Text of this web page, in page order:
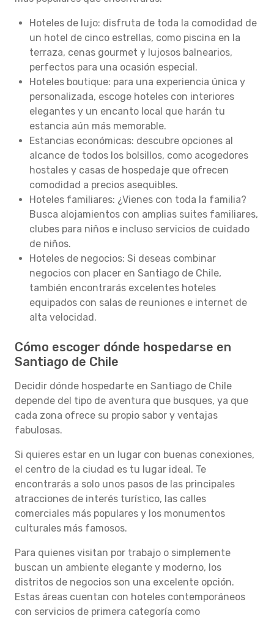
Hoteles de lujo: disfruta de toda la comodidad de
un hotel de cinco estrellas, como piscina en la
terraza, cenas gourmet y lujosos balnearios,
perfectos para una ocasión especial.
Hoteles boutique: para una experiencia única y
personalizada, escoge hoteles con interiores
elegantes y un encanto local que harán tu
estancia aún más memorable.
Estancias económicas: descubre opciones al
alcance de todos los bolsillos, como acogedores
hostales y casas de hospedaje que ofrecen
comodidad a precios asequibles.
Hoteles familiares: ¿Vienes con toda la familia?
Busca alojamientos con amplias suites familiares,
clubes para niños e incluso servicios de cuidado
de niños.
Hoteles de negocios: Si deseas combinar
negocios con placer en Santiago de Chile,
también encontrarás excelentes hoteles
equipados con salas de reuniones e internet de
alta velocidad.
Cómo escoger dónde hospedarse en
Santiago de Chile
Decidir dónde hospedarte en Santiago de Chile
depende del tipo de aventura que busques, ya que
cada zona ofrece su propio sabor y ventajas
fabulosas.
Si quieres estar en un lugar con buenas conexiones,
el centro de la ciudad es tu lugar ideal. Te
encontrarás a solo unos pasos de las principales
atracciones de interés turístico, las calles
comerciales más populares y los monumentos
culturales más famosos.
Para quienes visitan por trabajo o simplemente
buscan un ambiente elegante y moderno, los
distritos de negocios son una excelente opción.
Estas áreas cuentan con hoteles contemporáneos
con servicios de primera categoría como